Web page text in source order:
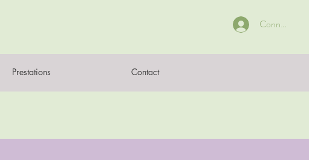
Connexion
Prestations Contact